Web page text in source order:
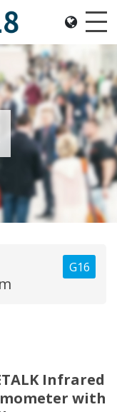
Venue: Hall 1A-
G16
Infrared
with